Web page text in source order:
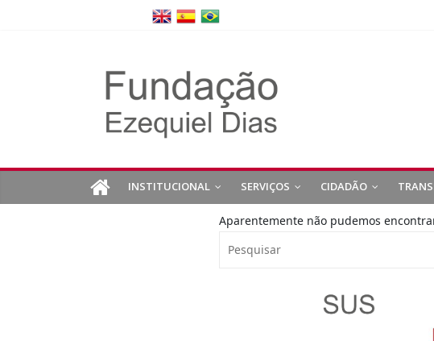
INSTITUCIONAL SERVIÇOS CIDADÃO
Aparentemente não pudemos